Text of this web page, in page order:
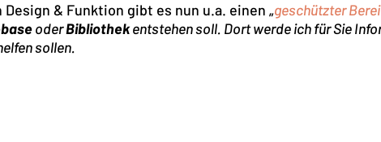
Design & Funktion gibt es nun u.a. einen „geschützter
oderBibliothekentstehen soll. Dort werde ich für Sie
sollen.